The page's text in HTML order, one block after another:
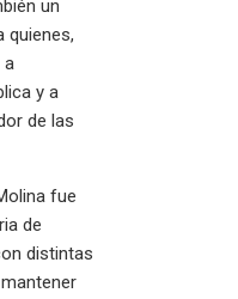
un
quienes,
a
y a
de las
fue
de
distintas